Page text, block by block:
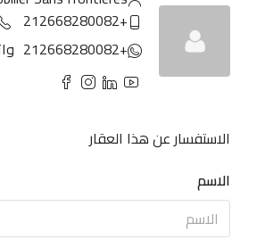
+212668280082
+212668280082
الاستفسار عن هذا العقار
الاسم